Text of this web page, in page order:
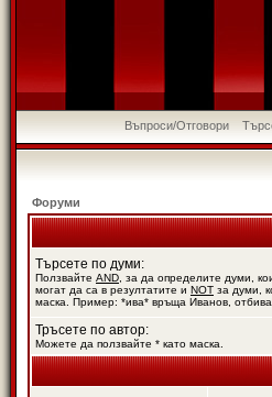
Въпроси/Отговори
Форуми
Търсете по думи:
Ползвайте AND , за да определите думи,
могат да са в резултатите и NOT за думи,
маска. Пример: *ива* връща Иванов,
Тръсете по автор:
Можете да ползвайте * като маска.